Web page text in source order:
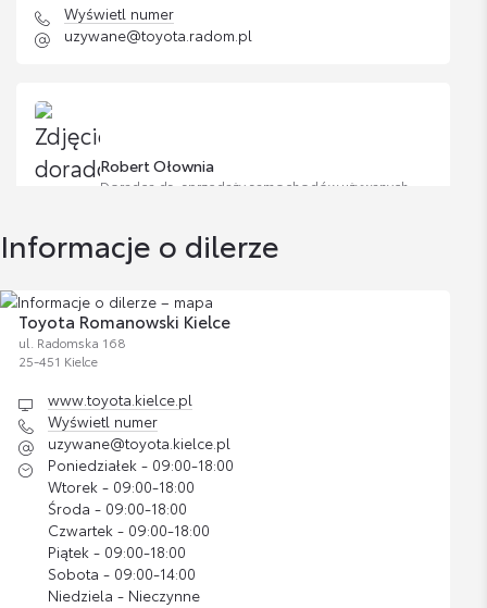
645,76 zł
332,81 zł
Zestaw kosmetyków samochodowych
Siatka pionowa
Cena brutto
344,18 zł
Bagażnik rowerowy na hak VeloCompact -
2 rowery
Wyświetl numer
uzywane@toyota.radom.pl
Robert Ołownia
Doradca ds. sprzedaży samochodów używanych
Wyświetl numer
Bartłomiej Banasik
Wyświetl numer
bartlomiej.banasik@toyota.kielce.pl
Informacje o dilerze
Toyota Romanowski Kielce
ul. Radomska 168
25-451 Kielce
www.toyota.kielce.pl
Wyświetl numer
uzywane@toyota.kielce.pl
Poniedziałek - 09:00-18:00
Wtorek - 09:00-18:00
Środa - 09:00-18:00
Czwartek - 09:00-18:00
Piątek - 09:00-18:00
Sobota - 09:00-14:00
Niedziela - Nieczynne